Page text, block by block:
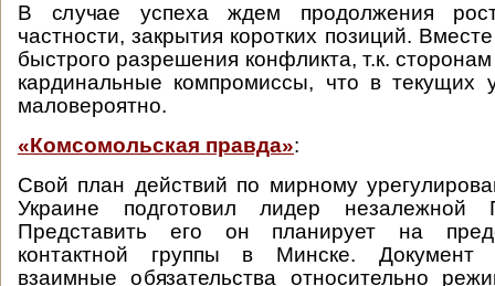
В случае успеха ждем продолжения
частности, закрытия коротких позиций.
быстрого разрешения конфликта, т.к.
кардинальные компромиссы, что в текущих
маловероятно.
«Комсомольская правда»:
Свой план действий по мирному
Украине подготовил лидер незалежной
Представить его он планирует на
контактной группы в Минске. Документ
взаимные обязательства относительно